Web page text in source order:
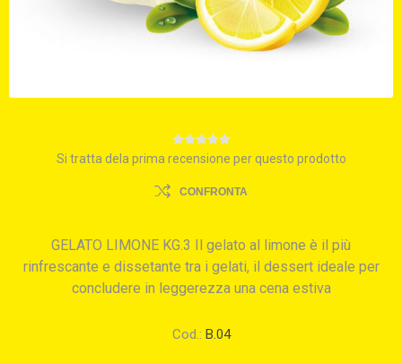
Si tratta dela prima recensione per questo prodotto
CONFRONTA
GELATO LIMONE KG.3 Il gelato al limone è il più
rinfrescante e dissetante tra i gelati, il dessert ideale per
concludere in leggerezza una cena estiva
Cod.: B.04